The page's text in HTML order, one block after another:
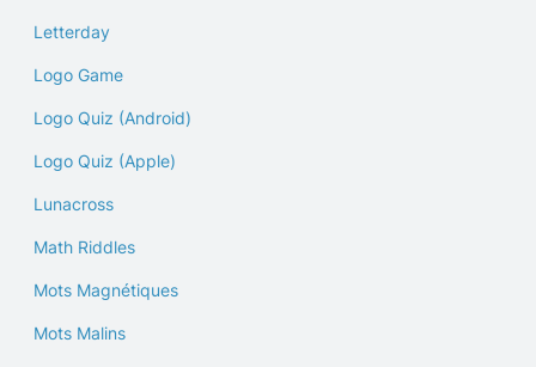
Letterday
Logo Game
Logo Quiz (Android)
Logo Quiz (Apple)
Lunacross
Math Riddles
Mots Magnétiques
Mots Malins